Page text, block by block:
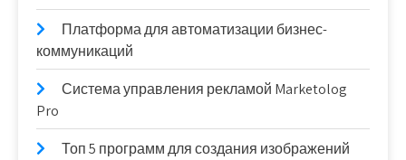
Платформа для автоматизации бизнес-
коммуникаций
Система управления рекламой Marketolog
Pro
Топ 5 программ для создания изображений